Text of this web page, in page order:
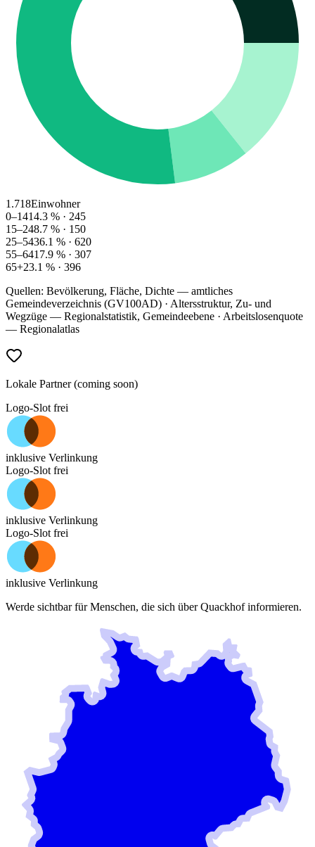
1.718Einwohner
0–1414.3 % · 245
15–248.7 % · 150
25–5436.1 % · 620
55–6417.9 % · 307
65+23.1 % · 396
Quellen: Bevölkerung, Fläche, Dichte — amtliches
Gemeindeverzeichnis (GV100AD) · Altersstruktur, Zu- und
Wegzüge — Regionalstatistik, Gemeindeebene · Arbeitslosenquote
— Regionalatlas
Lokale Partner (coming soon)
Logo-Slot frei
inklusive Verlinkung
Logo-Slot frei
inklusive Verlinkung
Logo-Slot frei
inklusive Verlinkung
Werde sichtbar für Menschen, die sich überQuackhofinformieren.